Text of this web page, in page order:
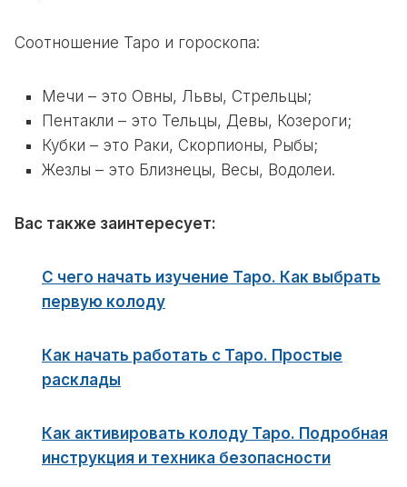
Соотношение Таро и гороскопа:
Мечи – это Овны, Львы, Стрельцы;
Пентакли – это Тельцы, Девы, Козероги;
Кубки – это Раки, Скорпионы, Рыбы;
Жезлы – это Близнецы, Весы, Водолеи.
Вас также заинтересует:
С чего начать изучение Таро. Как выбрать
первую колоду
Как начать работать с Таро. Простые
расклады
Как активировать колоду Таро. Подробная
инструкция и техника безопасности